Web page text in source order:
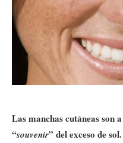
Las manchas cutáneas son
“souvenir” del exceso de